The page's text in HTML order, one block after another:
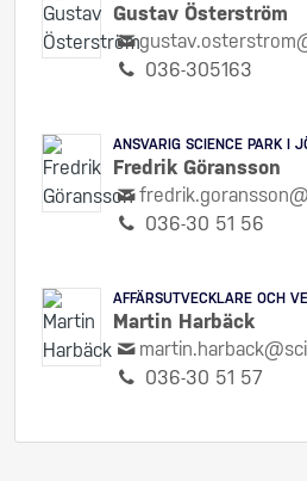
Gustav Österström
036-305163
ANSVARIG SCIENCE PARK I
Fredrik Göransson
036-30 51 56
AFFÄRSUTVECKLARE OCH
Martin Harbäck
036-30 51 57